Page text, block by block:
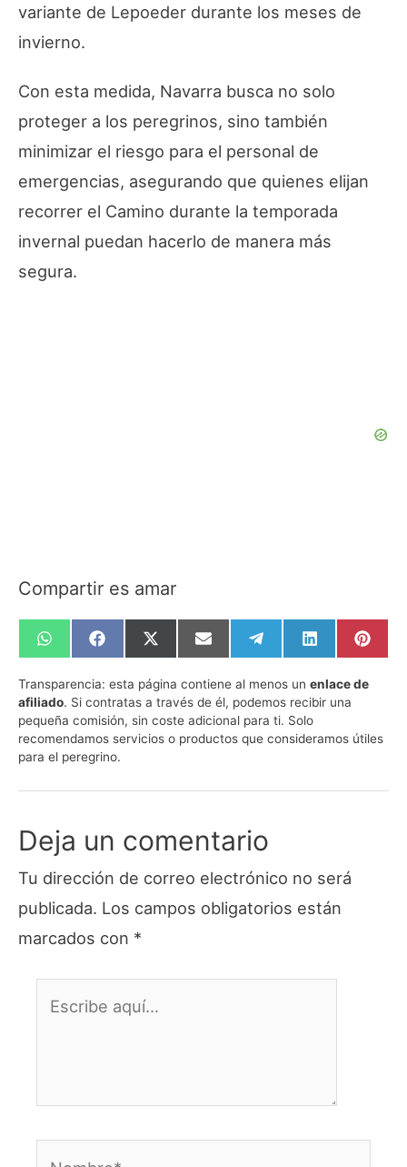
variante de Lepoeder durante los meses de
invierno.
Con esta medida, Navarra busca no solo
proteger a los peregrinos, sino también
minimizar el riesgo para el personal de
emergencias, asegurando que quienes elijan
recorrer el Camino durante la temporada
invernal puedan hacerlo de manera más
segura.
Compartir es amar
Compartir
en
WhatsApp
Compartir
en
Facebook
Compartir
en
X
(Twitter)
Compartir
en
Email
Compartir
en
Telegram
Compartir
en
LinkedIn
en
Transparencia: esta página contiene al menos un enlace de
afiliado. Si contratas a través de él, podemos recibir una
pequeña comisión, sin coste adicional para ti. Solo
recomendamos servicios o productos que consideramos útiles
para el peregrino.
Deja un comentario
Tu dirección de correo electrónico no será
publicada. Los campos obligatorios están
marcados con *